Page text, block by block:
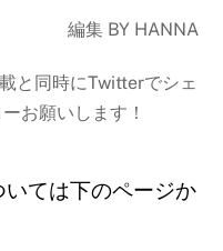
編集 BY HANNA
と同時にTwitterでシェ
お願いします！
ては下のページか